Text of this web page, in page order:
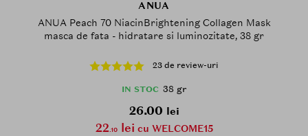
ANUA
ANUA Peach 70 NiacinBrightening Collagen Mask
masca de fata - hidratare si luminozitate, 38 gr
23 de review-uri
IN STOC 38 gr
26.00 lei
22.10lei cu WELCOME15